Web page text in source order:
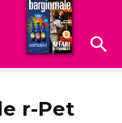
Hoteldomani
r-Pet